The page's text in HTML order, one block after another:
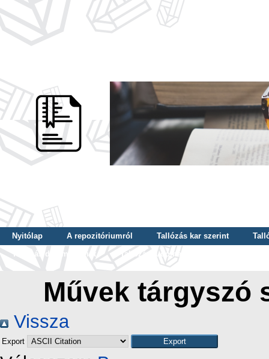
Nyitólap A repozitóriumról Tallózás kar szerint
Tallózás dátum szerint
Tallózás tudományterület szerint
Művek tárgyszó
Vissza
Export